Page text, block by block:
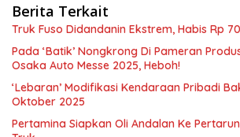
Berita Terkait
Truk Fuso Didandanin Ekstrem, Habis Rp
Pada ‘Batik’ Nongkrong Di Pameran
Osaka Auto Messe 2025, Heboh!
‘Lebaran’ Modifikasi Kendaraan Pribadi
Oktober 2025
Pertamina Siapkan Oli Andalan Ke